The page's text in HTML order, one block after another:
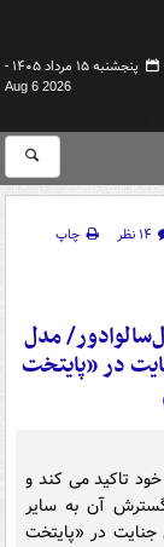
پنجشنبه ۱۵ مرداد ۱۴۰۵ -
Aug 6 2026
۱۴ نظر
چاپ
مدل
در «پایتخت
تاکید می کند و
آن به سایر
جنایت در «پایتخت